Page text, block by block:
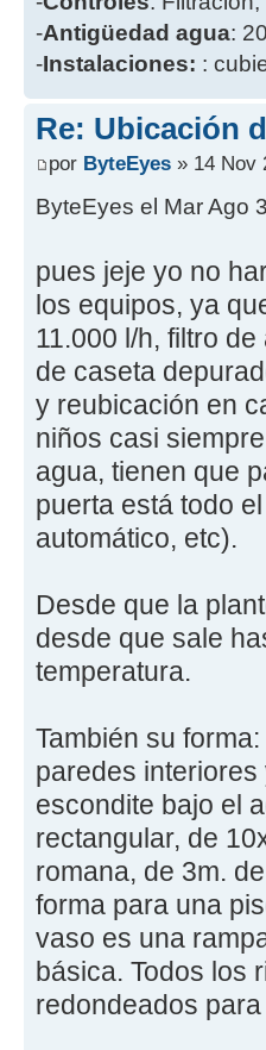
-Antigüedad agua:
-Instalaciones: :
Re: Ubicación
por ByteEyes » 14 Nov
ByteEyes el Mar Ago
pues jeje yo no
los equipos, ya
11.000 l/h, filtro
de caseta
y reubicación en
niños casi
agua, tienen que
puerta está todo
automático, etc).
Desde que la
desde que sale
temperatura.
También su
paredes
escondite bajo el
rectangular, de
romana, de 3m.
forma para una
vaso es una
básica. Todos los
redondeados